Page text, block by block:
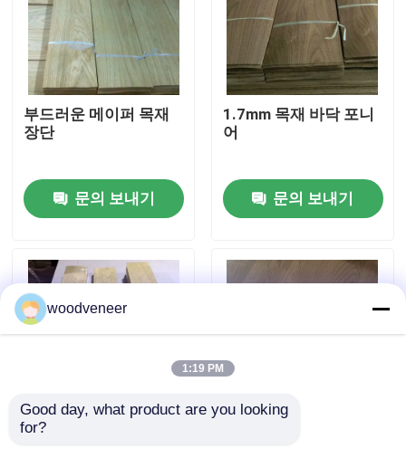
우리에 대하여
공장 여행
연락주세요
인용문을 요구하세요
천연 나무 베니어판
부드러운 메이퍼 목재
장단
문의 보내기
1.7mm 목재 바닥 포니
어
문의 보내기
부드러운 흰색 오크 패
woodveneer
1:19 PM
Good day, what product are you looking
for?